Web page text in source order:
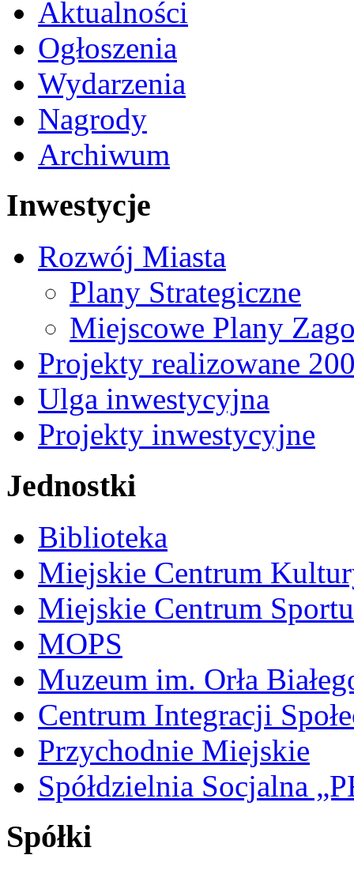
Aktualności
Ogłoszenia
Wydarzenia
Nagrody
Archiwum
Inwestycje
Rozwój Miasta
Plany Strategiczne
Miejscowe Plany
Projekty realizowane
Ulga inwestycyjna
Projekty inwestycyjne
Jednostki
Biblioteka
Miejskie Centrum
Miejskie Centrum
MOPS
Muzeum im. Orła
Centrum Integracji
Przychodnie Miejskie
Spółdzielnia Socjalna
Spółki